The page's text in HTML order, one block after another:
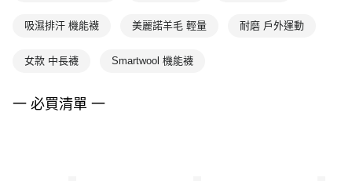
吸濕排汗 機能襪 美麗諾羊毛 輕量 耐磨 戶外運動
女款 中長襪 Smartwool 機能襪
一 必買清單 一